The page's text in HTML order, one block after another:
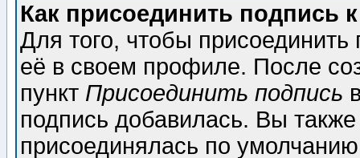
Как присоединить подпись
Для того, чтобы
её в своем профиле. После
пункт Присоединить подпись
подпись добавилась. Вы
присоединялась по